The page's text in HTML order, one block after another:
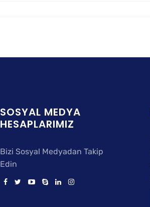
SOSYAL MEDYA
HESAPLARIMIZ
Bizi Sosyal Medyadan Takip
Edin